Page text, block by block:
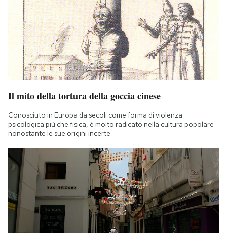
AREA PERSONALE
Area Personale
Newsletter
Notifiche mobile
Esci
Il mito della tortura della goccia cinese
Conosciuto in Europa da secoli come forma di violenza
psicologica più che fisica, è molto radicato nella cultura popolare
nonostante le sue origini incerte